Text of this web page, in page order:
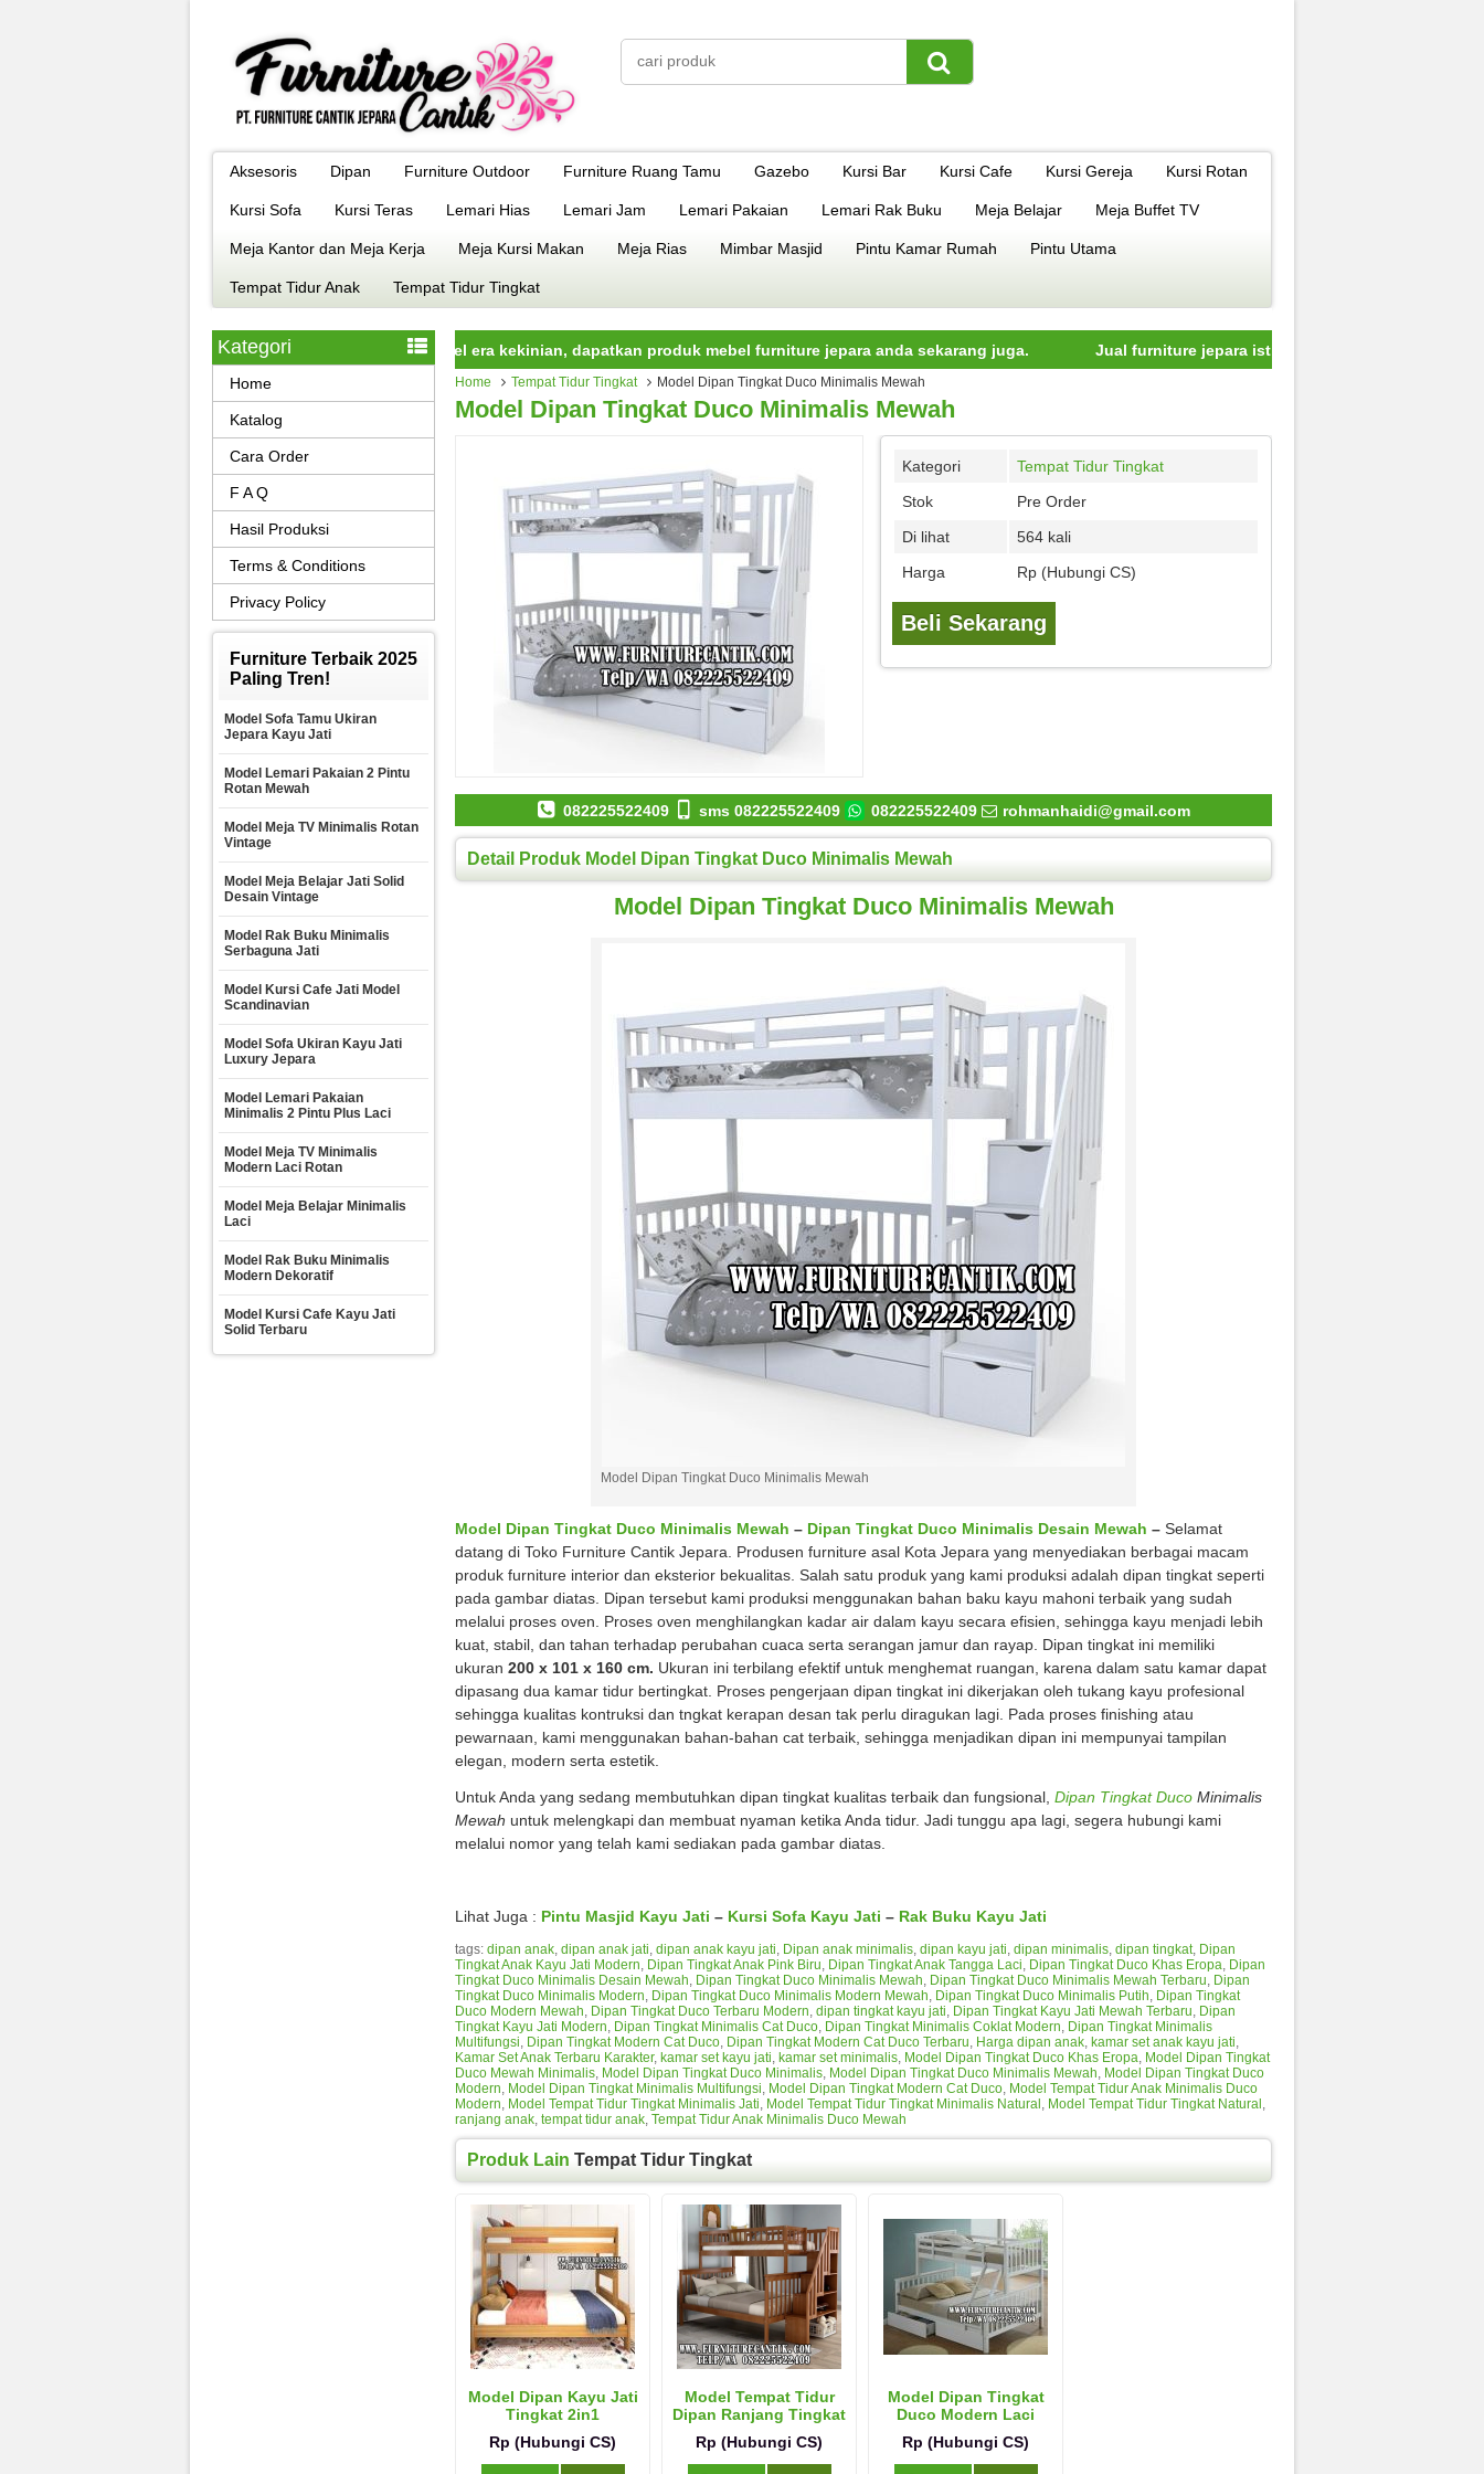
Aksesoris Dipan Furniture Outdoor Furniture Ruang Tamu Gazebo Kursi Bar Kursi Cafe Kursi Gereja Kursi Rotan
Kursi Sofa Kursi Teras Lemari Hias Lemari Jam Lemari Pakaian Lemari Rak Buku Meja Belajar Meja Buffet TV
Meja Kantor dan Meja Kerja Meja Kursi Makan Meja Rias Mimbar Masjid Pintu Kamar Rumah Pintu Utama
Tempat Tidur Anak Tempat Tidur Tingkat
jepara istimewa dengan kualitas terbaik model era kekinian, dapatkan produk mebel furniture jepara anda sekarang juga. Jual furniture jepara istimewa dengan kualitas terbaik
Home Tempat Tidur Tingkat Model Dipan Tingkat Duco Minimalis Mewah
Model Dipan Tingkat Duco Minimalis Mewah
Kategori
Tempat Tidur Tingkat
Stok
Pre Order
Di lihat
564 kali
Harga
Rp (Hubungi CS)
Beli Sekarang
082225522409 sms 082225522409 082225522409 rohmanhaidi@gmail.com
Detail Produk Model Dipan Tingkat Duco Minimalis Mewah
Model Dipan Tingkat Duco Minimalis Mewah
Model Dipan Tingkat Duco Minimalis Mewah
Model Dipan Tingkat Duco Minimalis Mewah – Dipan Tingkat Duco Minimalis Desain Mewah – Selamat
datang di Toko Furniture Cantik Jepara. Produsen furniture asal Kota Jepara yang menyediakan berbagai macam
produk furniture interior dan eksterior bekualitas. Salah satu produk yang kami produksi adalah dipan tingkat seperti
pada gambar diatas. Dipan tersebut kami produksi menggunakan bahan baku kayu mahoni terbaik yang sudah
melalui proses oven. Proses oven menghilangkan kadar air dalam kayu secara efisien, sehingga kayu menjadi lebih
kuat, stabil, dan tahan terhadap perubahan cuaca serta serangan jamur dan rayap. Dipan tingkat ini memiliki
ukuran 200 x 101 x 160 cm. Ukuran ini terbilang efektif untuk menghemat ruangan, karena dalam satu kamar dapat
dipasang dua kamar tidur bertingkat. Proses pengerjaan dipan tingkat ini dikerjakan oleh tukang kayu profesional
sehingga kualitas kontruksi dan tngkat kerapan desan tak perlu diragukan lagi. Pada proses finishing atau
pewarnaan, kami menggunakan bahan-bahan cat terbaik, sehingga menjadikan dipan ini mempunyai tampilan
elegan, modern serta estetik.
Untuk Anda yang sedang membutuhkan dipan tingkat kualitas terbaik dan fungsional, Dipan Tingkat Duco Minimalis
Mewah untuk melengkapi dan membuat nyaman ketika Anda tidur. Jadi tunggu apa lagi, segera hubungi kami
melalui nomor yang telah kami sediakan pada gambar diatas.
Lihat Juga : Pintu Masjid Kayu Jati – Kursi Sofa Kayu Jati – Rak Buku Kayu Jati
tags: dipan anak, dipan anak jati, dipan anak kayu jati, Dipan anak minimalis, dipan kayu jati, dipan minimalis, dipan tingkat, Dipan
Tingkat Anak Kayu Jati Modern, Dipan Tingkat Anak Pink Biru, Dipan Tingkat Anak Tangga Laci, Dipan Tingkat Duco Khas Eropa, Dipan
Tingkat Duco Minimalis Desain Mewah, Dipan Tingkat Duco Minimalis Mewah, Dipan Tingkat Duco Minimalis Mewah Terbaru, Dipan
Tingkat Duco Minimalis Modern, Dipan Tingkat Duco Minimalis Modern Mewah, Dipan Tingkat Duco Minimalis Putih, Dipan Tingkat
Duco Modern Mewah, Dipan Tingkat Duco Terbaru Modern, dipan tingkat kayu jati, Dipan Tingkat Kayu Jati Mewah Terbaru, Dipan
Tingkat Kayu Jati Modern, Dipan Tingkat Minimalis Cat Duco, Dipan Tingkat Minimalis Coklat Modern, Dipan Tingkat Minimalis
Multifungsi, Dipan Tingkat Modern Cat Duco, Dipan Tingkat Modern Cat Duco Terbaru, Harga dipan anak, kamar set anak kayu jati,
Kamar Set Anak Terbaru Karakter, kamar set kayu jati, kamar set minimalis, Model Dipan Tingkat Duco Khas Eropa, Model Dipan Tingkat
Duco Mewah Minimalis, Model Dipan Tingkat Duco Minimalis, Model Dipan Tingkat Duco Minimalis Mewah, Model Dipan Tingkat Duco
Modern, Model Dipan Tingkat Minimalis Multifungsi, Model Dipan Tingkat Modern Cat Duco, Model Tempat Tidur Anak Minimalis Duco
Modern, Model Tempat Tidur Tingkat Minimalis Jati, Model Tempat Tidur Tingkat Minimalis Natural , Model Tempat Tidur Tingkat Natural ,
ranjang anak, tempat tidur anak, Tempat Tidur Anak Minimalis Duco Mewah
Produk Lain Tempat Tidur Tingkat
Model Dipan Kayu Jati
Tingkat 2in1
Rp (Hubungi CS)
Model Tempat Tidur
Dipan Ranjang Tingkat
Rp (Hubungi CS)
Model Dipan Tingkat
Duco Modern Laci
Rp (Hubungi CS)
Kategori
Home
Katalog
Cara Order
F A Q
Hasil Produksi
Terms & Conditions
Privacy Policy
Furniture Terbaik 2025
Paling Tren!
Model Sofa Tamu Ukiran
Jepara Kayu Jati
Model Lemari Pakaian 2 Pintu
Rotan Mewah
Model Meja TV Minimalis Rotan
Vintage
Model Meja Belajar Jati Solid
Desain Vintage
Model Rak Buku Minimalis
Serbaguna Jati
Model Kursi Cafe Jati Model
Scandinavian
Model Sofa Ukiran Kayu Jati
Luxury Jepara
Model Lemari Pakaian
Minimalis 2 Pintu Plus Laci
Model Meja TV Minimalis
Modern Laci Rotan
Model Meja Belajar Minimalis
Laci
Model Rak Buku Minimalis
Modern Dekoratif
Model Kursi Cafe Kayu Jati
Solid Terbaru